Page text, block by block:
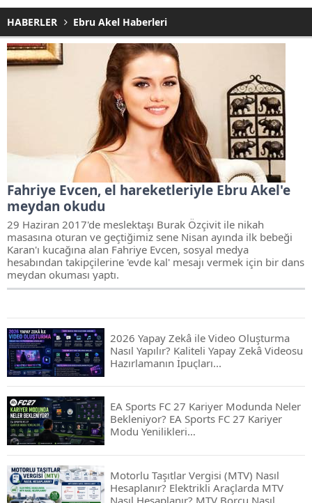
HABERLER Ebru Akel Haberleri
Fahriye Evcen, el hareketleriyle Ebru Akel'e
meydan okudu
29 Haziran 2017'de meslektaşı Burak Özçivit ile nikah
masasına oturan ve geçtiğimiz sene Nisan ayında ilk bebeği
Karan'ı kucağına alan Fahriye Evcen, sosyal medya
hesabından takipçilerine 'evde kal' mesajı vermek için bir dans
meydan okuması yaptı.
2026 Yapay Zekâ ile Video Oluşturma
Nasıl Yapılır? Kaliteli Yapay Zekâ Videosu
Hazırlamanın İpuçları...
EA Sports FC 27 Kariyer Modunda Neler
Bekleniyor? EA Sports FC 27 Kariyer
Modu Yenilikleri…
Motorlu Taşıtlar Vergisi (MTV) Nasıl
Hesaplanır? Elektrikli Araçlarda MTV
Nasıl Hesaplanır? MTV Borcu Nasıl